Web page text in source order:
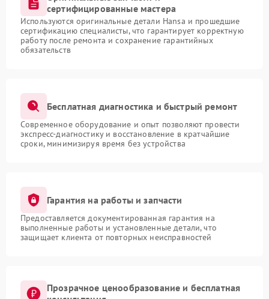
сертифицированные мастера
Используются оригинальные детали Hansa и прошедшие
сертификацию специалисты, что гарантирует корректную
работу после ремонта и сохранение гарантийных
обязательств
Бесплатная диагностика и быстрый ремонт
Современное оборудование и опыт позволяют провести
экспресс-диагностику и восстановление в кратчайшие
сроки, минимизируя время без устройства
Гарантия на работы и запчасти
Предоставляется документированная гарантия на
выполненные работы и установленные детали, что
защищает клиента от повторных неисправностей
Прозрачное ценообразование и бесплатная